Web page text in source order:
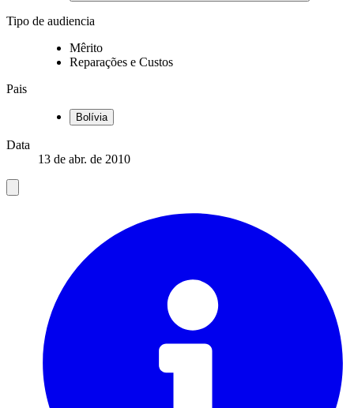
Tipo de audiencia
Mêrito
Reparações e Custos
Pais
Bolívia
Data
13 de abr. de 2010